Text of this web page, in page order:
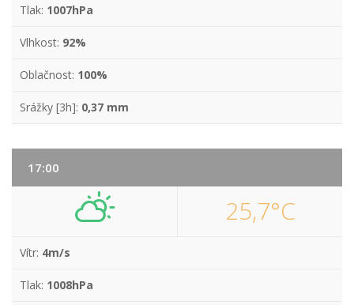
Tlak: 1007hPa
Vlhkost: 92%
Oblačnost: 100%
Srážky [3h]: 0,37 mm
17:00
25,7°C
Vítr: 4m/s
Tlak: 1008hPa